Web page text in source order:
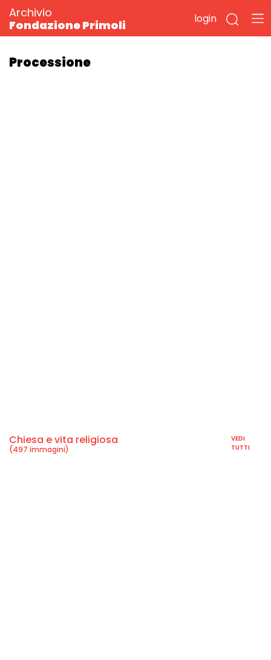
Archivio
Fondazione Primoli
login
Processione
Chiesa e vita religiosa
(497 immagini)
VEDI
TUTTI